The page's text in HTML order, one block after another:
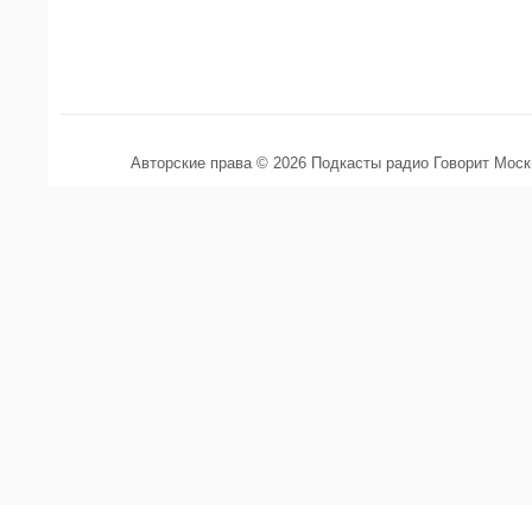
Авторские права © 2026 Подкасты радио Говорит